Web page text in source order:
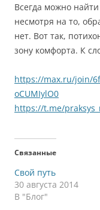
Всегда можно
несмотря на то,
нет. Вот так,
зону комфорта. К
https://max.ru/join/
oCUMIylO0
https://t.me/
Связанные
Свой путь
30 августа 2014
В "Блог"